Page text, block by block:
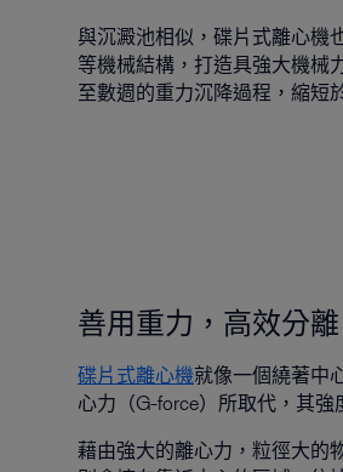
與沉澱池相似，碟片式離心機
等機械結構，打造具強大機械
至數週的重力沉降過程，縮短
善用重力，高效分離
碟片式離心機就像一個繞著中
心力（G-force）所取代，其
藉由強大的離心力，粒徑大的